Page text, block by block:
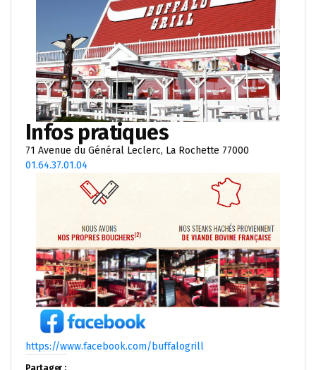
Infos pratiques
71 Avenue du Général Leclerc, La Rochette 77000
01.64.37.01.04
https://www.facebook.com/buffalogrill
Partager :